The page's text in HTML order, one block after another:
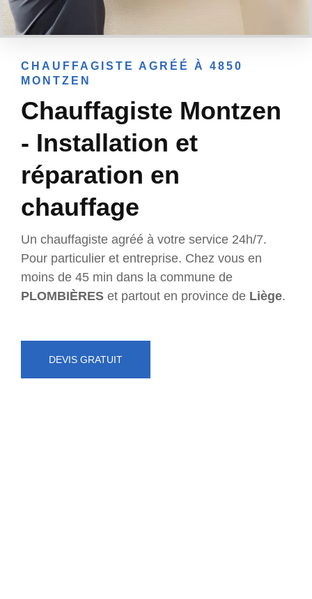
CHAUFFAGISTE AGRÉÉ À 4850
MONTZEN
Chauffagiste Montzen
- Installation et
réparation en
chauffage
Un chauffagiste agréé à votre service 24h/7.
Pour particulier et entreprise. Chez vous en
moins de 45 min dans la commune de
PLOMBIÈRES et partout en province de Liège.
DEVIS GRATUIT